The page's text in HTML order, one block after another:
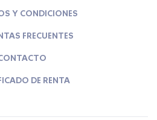
Y CONDICIONES
FRECUENTES
DE RENTA